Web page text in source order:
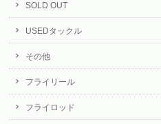
SOLD OUT
USEDタックル
その他
フライリール
フライロッド